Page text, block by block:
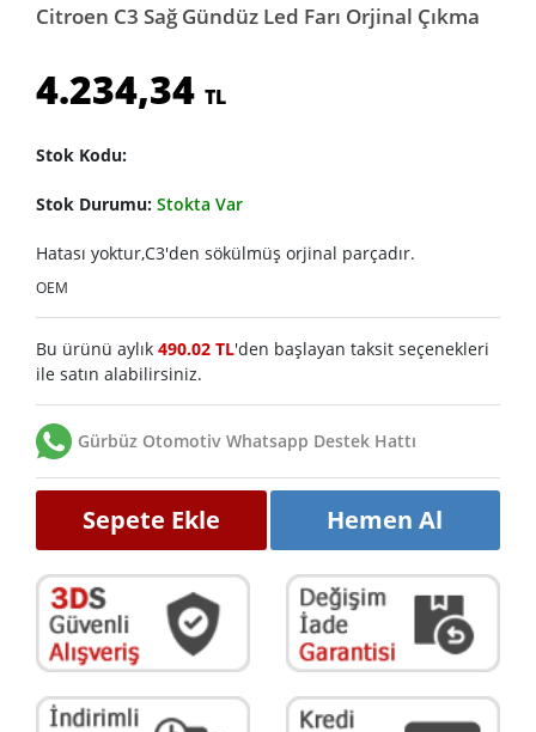
Citroen C3 Sağ Gündüz Led Farı Orjinal Çıkma
4.234,34 TL
Stok Kodu:
Stok Durumu: Stokta Var
Hatası yoktur,C3'den sökülmüş orjinal parçadır.
OEM
Bu ürünü aylık 490.02 TL'den başlayan taksit seçenekleri
ile satın alabilirsiniz.
Gürbüz Otomotiv Whatsapp Destek Hattı
Sepete Ekle Hemen Al